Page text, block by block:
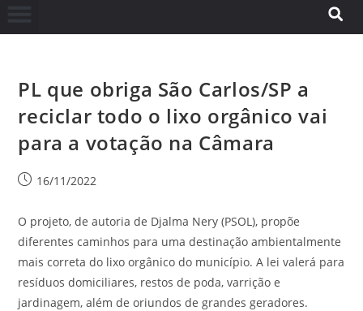
PL que obriga São Carlos/SP a
reciclar todo o lixo orgânico vai
para a votação na Câmara
16/11/2022
O projeto, de autoria de Djalma Nery (PSOL), propõe
diferentes caminhos para uma destinação ambientalmente
mais correta do lixo orgânico do município. A lei valerá para
resíduos domiciliares, restos de poda, varrição e
jardinagem, além de oriundos de grandes geradores.